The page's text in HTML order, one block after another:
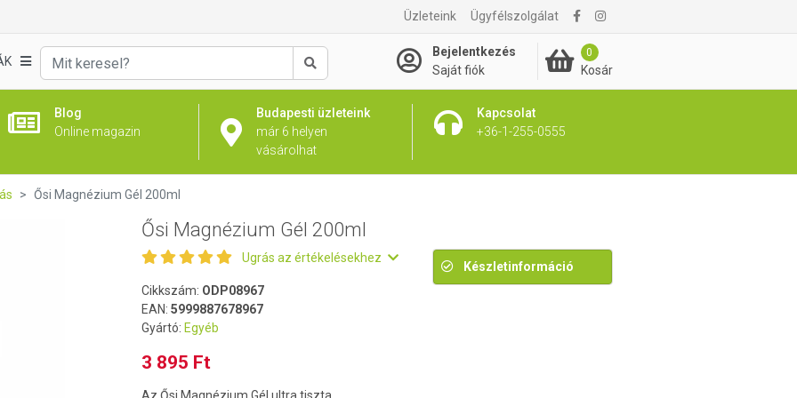
Üzleteink Ügyfélszolgálat
Keresés
Bejelentkezés
Saját fiók
0
Kosár
Blog
Online magazin
Budapesti üzleteink
már 6 helyen
vásárolhat
Kapcsolat
+36-1-255-0555
3 895 Ft
Ősi Magnézium Gél 200ml
Ősi Magnézium Gél 200ml
Ugrás az értékelésekhez
Cikkszám: ODP08967
EAN: 5999887678967
Gyártó: Egyéb
3 895 Ft
Készletinformáció